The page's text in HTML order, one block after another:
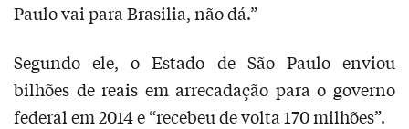
Paulo vai para Brasilia, não dá.”
Segundo ele, o Estado de São Paulo enviou
bilhões de reais em arrecadação para o governo
federal em 2014 e “recebeu de volta 170 milhões”.